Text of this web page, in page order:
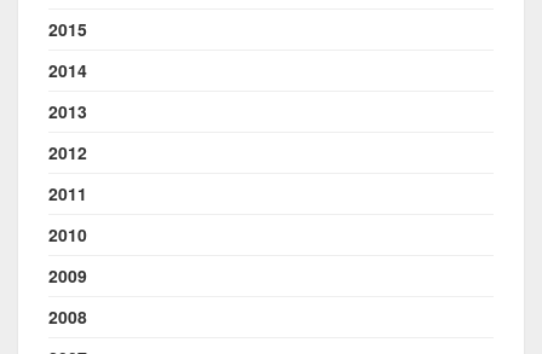
2015
2014
2013
2012
2011
2010
2009
2008